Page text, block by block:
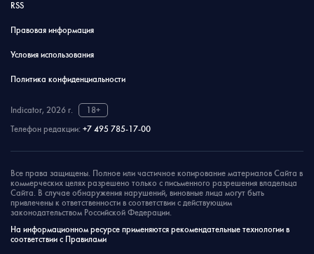
RSS
Правовая информация
Условия использования
Политика конфиденциальности
Indicator, 2026 г.
18+
Телефон редакции: +7 495 785-17-00
Все права защищены. Полное или частичное копирование материалов Сайта в
коммерческих целях разрешено только с письменного разрешения владельца
Сайта. В случае обнаружения нарушений, виновные лица могут быть
привлечены к ответственности в соответствии с действующим
законодательством Российской Федерации.
На информационном ресурсе применяются рекомендательные технологии в
соответствии с Правилами